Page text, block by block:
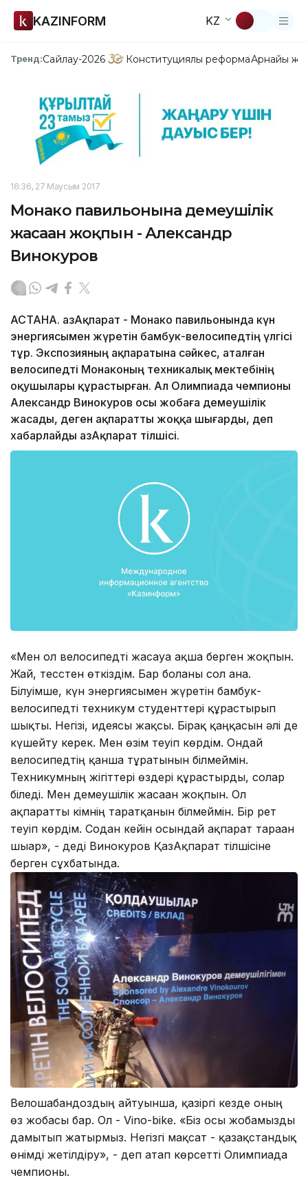
KAZINFORM KZ
Тренд:Сайлау-2026 Конституциялық реформаАрнайы
16:36, 27 Маусым 2017
Монако павильонына демеушілік
жасаған жоқпын - Александр
Винокуров
АСТАНА. ҚазАқпарат - Монако павильонында күн
энергиясымен жүретін бамбук-велосипедтің үлгісі
тұр. Экспозияның ақпаратына сәйкес, аталған
велосипедті Монаконың техникалық мектебінің
оқушылары құрастырған. Ал Олимпиада чемпионы
Александр Винокуров осы жобаға демеушілік
жасады, деген ақпаратты жоққа шығарды, деп
хабарлайды ҚазАқпарат тілшісі.
«Мен ол велосипедті жасауға ақша берген жоқпын.
Жай, тесстен өткіздім. Бар болғаны сол ғана.
Білуімше, күн энергиясымен жүретін бамбук-
велосипедті техникум студенттері құрастырып
шықты. Негізі, идеясы жақсы. Бірақ қаңқасын әлі де
күшейту керек. Мен өзім теуіп көрдім. Ондай
велосипедтің қанша тұратынын білмеймін.
Техникумның жігіттері өздері құрастырды, солар
біледі. Мен демеушілік жасаған жоқпын. Ол
ақпаратты кімнің таратқанын білмеймін. Бір рет
теуіп көрдім. Содан кейін осындай ақпарат тараған
шығар», - деді Винокуров ҚазАқпарат тілшісіне
берген сұхбатында.
Велошабандоздың айтуынша, қазіргі кезде оның
өз жобасы бар. Ол - Vino-bike. «Біз осы жобамызды
дамытып жатырмыз. Негізгі мақсат - қазақстандық
өнімді жетілдіру», - деп атап көрсетті Олимпиада
чемпионы.